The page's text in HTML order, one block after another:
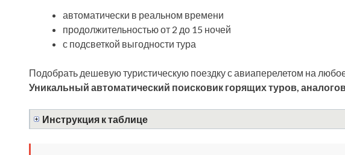
автоматически в реальном времени
продолжительностью от 2 до 15 ночей
с подсветкой выгодности тура
Подобрать дешевую туристическую поездку с авиаперелетом на
Уникальный автоматический поисковик горящих туров, аналогов
Инструкция к таблице